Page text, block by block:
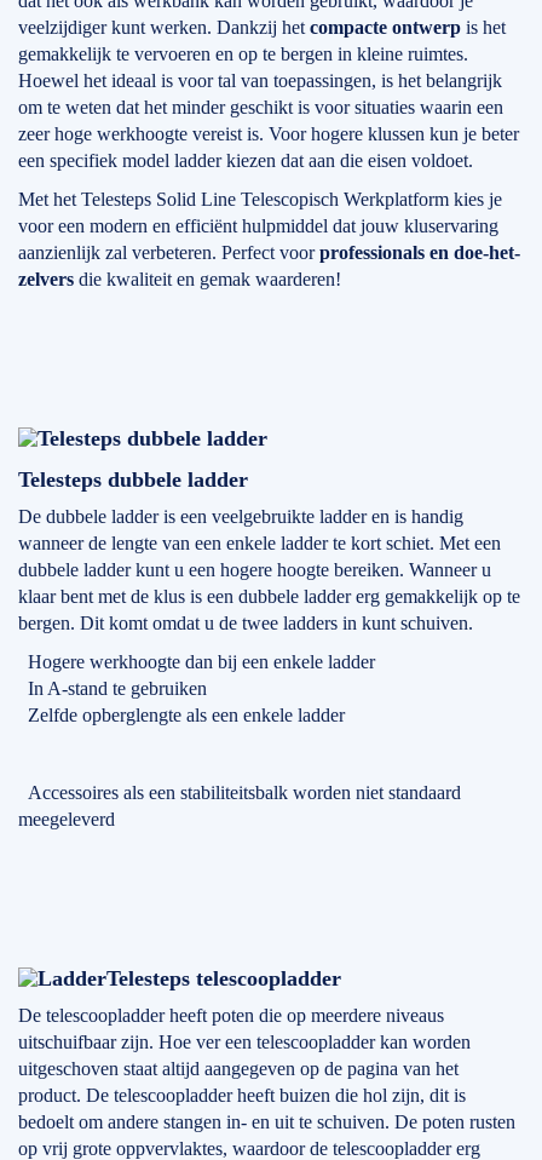
veelzijdiger kunt werken. Dankzij het compacte ontwerp is het
gemakkelijk te vervoeren en op te bergen in kleine ruimtes.
Hoewel het ideaal is voor tal van toepassingen, is het belangrijk
om te weten dat het minder geschikt is voor situaties waarin een
zeer hoge werkhoogte vereist is. Voor hogere klussen kun je beter
een specifiek model ladder kiezen dat aan die eisen voldoet.
Met het Telesteps Solid Line Telescopisch Werkplatform kies je
voor een modern en efficiënt hulpmiddel dat jouw kluservaring
aanzienlijk zal verbeteren. Perfect voorprofessionals en doe-het-
zelvers die kwaliteit en gemak waarderen!
Telesteps dubbele ladder
De dubbele ladder is een veelgebruikte ladder en is handig
wanneer de lengte van een enkele ladder te kort schiet. Met een
dubbele ladder kunt u een hogere hoogte bereiken. Wanneer u
klaar bent met de klus is een dubbele ladder erg gemakkelijk op te
bergen. Dit komt omdat u de twee ladders in kunt schuiven.
Hogere werkhoogte dan bij een enkele ladder
In A-stand te gebruiken
Zelfde opberglengte als een enkele ladder
Accessoires als een stabiliteitsbalk worden niet standaard
meegeleverd
Telesteps telescoopladder
De telescoopladder heeft poten die op meerdere niveaus
uitschuifbaar zijn. Hoe ver een telescoopladder kan worden
uitgeschoven staat altijd aangegeven op de pagina van het
product. De telescoopladder heeft buizen die hol zijn, dit is
bedoelt om andere stangen in- en uit te schuiven. De poten rusten
op vrij grote oppvervlaktes, waardoor de telescoopladder erg